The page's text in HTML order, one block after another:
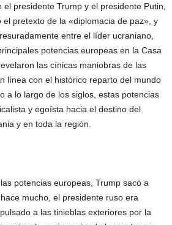
presidente Trump y el presidente Putin,
el pretexto de la «diplomacia de paz», y
entre el líder ucraniano,
potencias europeas en la Casa
las cínicas maniobras de las
línea con el histórico reparto del mundo
a lo largo de los siglos, estas potencias
y egoísta hacia el destino del
y en toda la región.
potencias europeas, Trump sacó a
mucho, el presidente ruso era
a las tinieblas exteriores por la